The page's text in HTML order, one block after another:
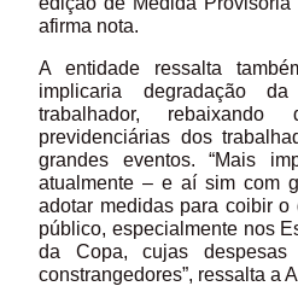
afirma nota.
A entidade ressalta
implicaria degradação
trabalhador,
previdenciárias dos
grandes eventos. “Mais
atualmente – e aí sim com
adotar medidas para coibir
público, especialmente nos
da Copa, cujas despesas
constrangedores”, ressalta a